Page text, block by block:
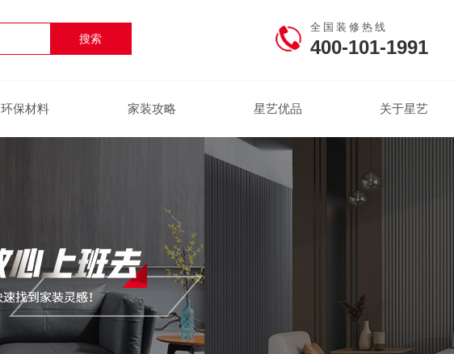
全国装修热线
400-101-1991
环保材料 家装攻略 星艺优品 关于星艺